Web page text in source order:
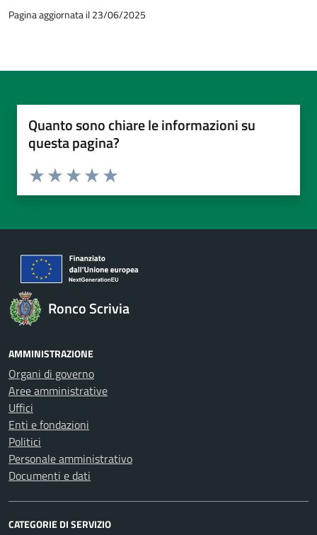
Pagina aggiornata il 23/06/2025
Quanto sono chiare le informazioni su
questa pagina?
Valuta da 1 a 5 stelle la pagina
Valuta 5 stelle su 5
Valuta 4 stelle su 5
Valuta 3 stelle su 5
Valuta 2 stelle su 5
Valuta 1 stelle su 5
Ronco Scrivia
AMMINISTRAZIONE
Organi di governo
Aree amministrative
Uffici
Enti e fondazioni
Politici
Personale amministrativo
Documenti e dati
CATEGORIE DI SERVIZIO